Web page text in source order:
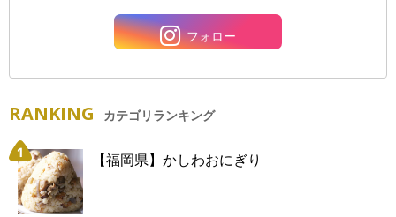
フォロー
RANKING カテゴリランキング
【福岡県】かしわおにぎり